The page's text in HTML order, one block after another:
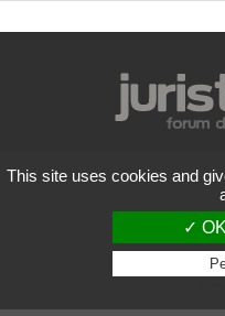
Politique
Conditions
Liste
Copyright
2026
This site uses cookies and
✓